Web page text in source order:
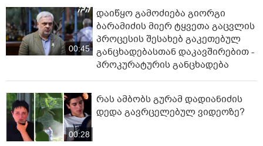
00:45
დაიწყო გამოძიება გიორგი
ბარამიძის მიერ ტყვეთა გაცვლის
პროცესის შესახებ გაკეთებულ
განცხადებასთან დაკავშირებით -
პროკურატურის განცხადება
00:28
რას ამბობს გურამ დადიანიძის
დედა გავრცელებულ ვიდეოზე?